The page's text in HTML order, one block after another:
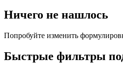
Ничего не нашлось
Попробуйте изменить
Быстрые фильтры